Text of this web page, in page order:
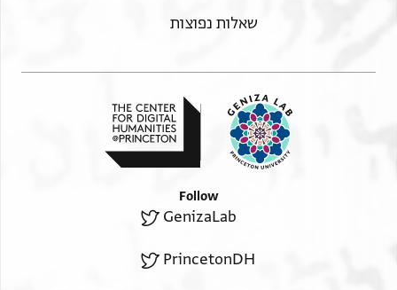
שאלות נפוצות
Follow
GenizaLab
PrincetonDH